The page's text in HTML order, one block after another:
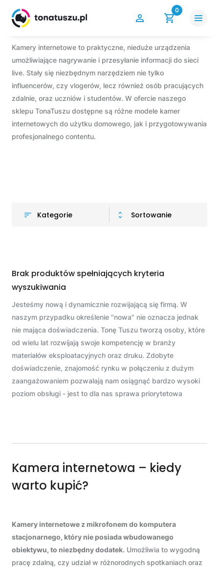
0
Kamery internetowe to praktyczne, nieduże urządzenia
umożliwiające nagrywanie i przesyłanie informacji do sieci
live. Stały się niezbędnym narzędziem nie tylko
influencerów, czy vlogerów, lecz również osób pracujących
zdalnie, oraz uczniów i studentów. W ofercie naszego
sklepu TonaTuszu dostępne są różne modele kamer
internetowych do użytku domowego, jak i przygotowywania
profesjonalnego contentu.
Kategorie Sortowanie
Brak produktów spełniających kryteria
wyszukiwania
Jesteśmy nową i dynamicznie rozwijającą się firmą. W
naszym przypadku określenie "nowa" nie oznacza jednak
nie mająca doświadczenia. Tonę Tuszu tworzą osoby, które
od wielu lat rozwijają swoje kompetencję w branży
materiałów eksploatacyjnych oraz druku. Zdobyte
doświadczenie, znajomość rynku w połączeniu z dużym
zaangażowaniem pozwalają nam osiągnąć bardzo wysoki
poziom obsługi - jest to dla nas sprawa priorytetowa
Kamery internetowe z mikrofonem do komputera
stacjonarnego, który nie posiada wbudowanego
obiektywu, to niezbędny dodatek. Umożliwia to wygodną
pracę zdalną, czy udział w różnorodnych spotkaniach oraz
Kamera internetowa – kiedy
warto kupić?